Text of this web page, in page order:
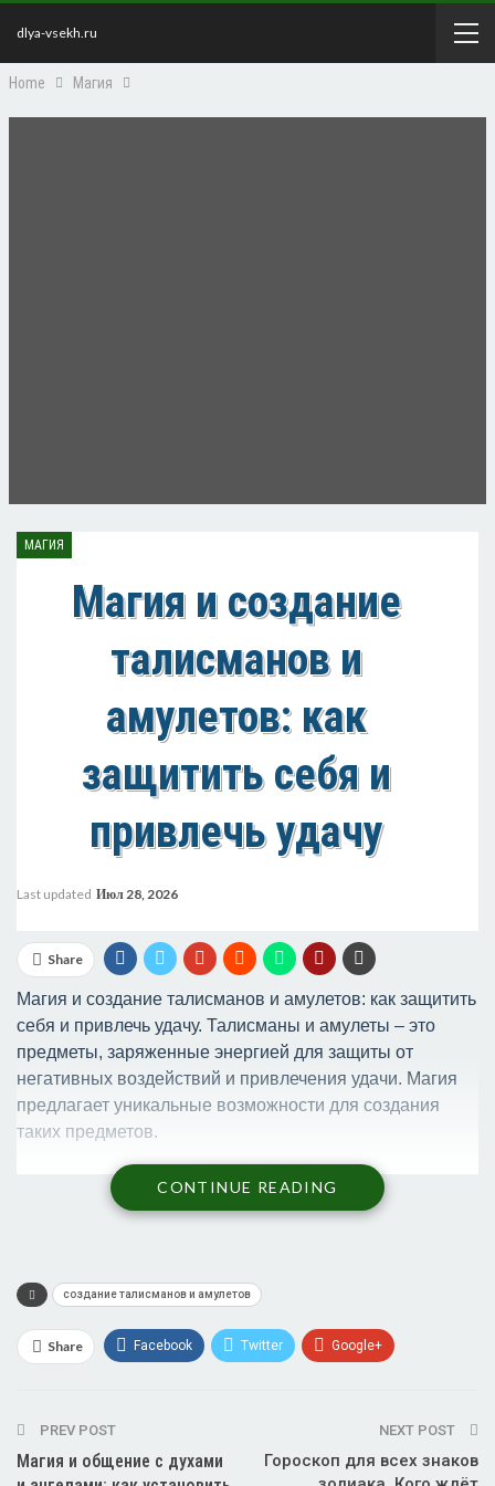
dlya-vsekh.ru
Home Магия
МАГИЯ
Магия и создание
талисманов и
амулетов: как
защитить себя и
привлечь удачу
Last updated Июл 28, 2026
Share
Магия и создание талисманов и амулетов: как защитить
себя и привлечь удачу. Талисманы и амулеты – это
предметы, заряженные энергией для защиты от
негативных воздействий и привлечения удачи. Магия
предлагает уникальные возможности для создания
таких предметов.
Использование различных
талисманов и амулетов
В магии используются различные материалы для
создания талисманов и амулетов. Каждый материал
определенной цели.
Например, кристаллы могут быть использованы для
CONTINUE READING
создание талисманов и амулетов
Share Facebook Twitter Google+
Эл. адрес
PREV POST
Магия и общение с духами
NEXT POST
Гороскоп для всех знаков